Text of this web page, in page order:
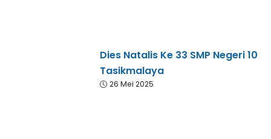
Dies Natalis Ke 33 SMP Negeri 10
Tasikmalaya
26 Mei 2025